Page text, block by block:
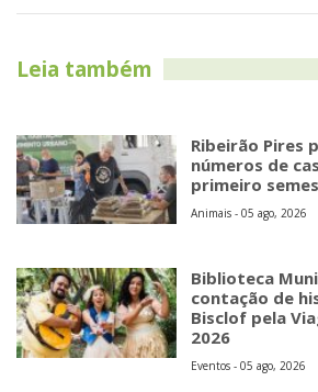
Leia também
Ribeirão Pires
números de
primeiro
Animais - 05 ago, 2026
Biblioteca
contação de
Bisclof pela
2026
Eventos - 05 ago, 2026